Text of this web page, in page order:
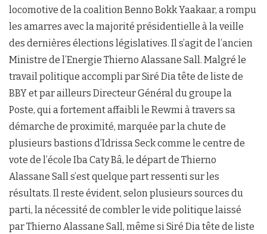
locomotive de la coalition Benno Bokk Yaakaar, a rompu
les amarres avec la majorité présidentielle à la veille
des dernières élections législatives. Il s’agit de l’ancien
Ministre de l’Energie Thierno Alassane Sall. Malgré le
travail politique accompli par Siré Dia tête de liste de
BBY et par ailleurs Directeur Général du groupe la
Poste, qui a fortement affaibli le Rewmi à travers sa
démarche de proximité, marquée par la chute de
plusieurs bastions d’Idrissa Seck comme le centre de
vote de l’école Iba Caty Bâ, le départ de Thierno
Alassane Sall s’est quelque part ressenti sur les
résultats. Il reste évident, selon plusieurs sources du
parti, la nécessité de combler le vide politique laissé
par Thierno Alassane Sall, même si Siré Dia tête de liste